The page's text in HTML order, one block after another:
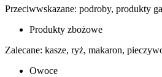
Przeciwwskazane: podroby, produkty
Produkty zbożowe
Zalecane: kasze, ryż, makaron,
Owoce